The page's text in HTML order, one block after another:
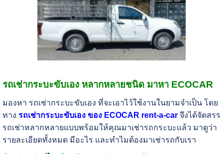
รถเช่ากระบะขับเอง หลากหลายชนิด มาหา ECOCAR
มองหา รถเช่ากระบะขับเอง ที่จะเอาไว้ใช้งานในยามจำเป็น โดย
ทาง รถเช่ากระบะขับเอง ของ ECOCAR rent-a-carจึงได้จัดสรร
รถเช่าหลากหลายแบบพร้อมให้คุณมาเช่ารถกระบะแล้ว มาดูว่า
รายละเอียดทั้งหมด มีอะไร และทำไมต้องมาเช่ารถกับเรา